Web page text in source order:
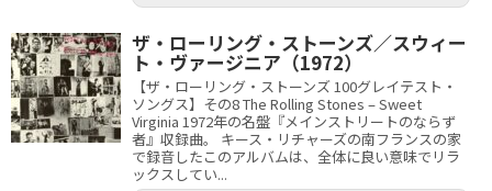
ザ・ローリング・ストーンズ／スウィー
ト・ヴァージニア（1972）
【ザ・ローリング・ストーンズ 100グレイテスト・
ソングス】その8 The Rolling Stones – Sweet
Virginia 1972年の名盤『メインストリートのならず
者』収録曲。 キース・リチャーズの南フランスの家
で録音したこのアルバムは、全体に良い意味でリラ
ックスしてい...